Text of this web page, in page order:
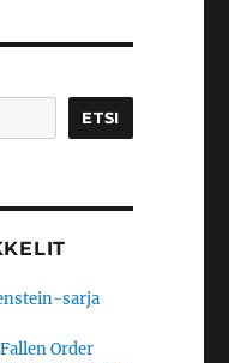
ETSI
sarja
Order